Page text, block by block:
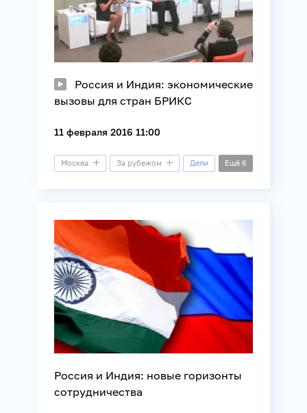
Россия и Индия: экономические
вызовы для стран БРИКС
11 февраля 2016 11:00
Москва За рубежом Дели
Политика Экология
Ещё 6
Россия и Индия: новые горизонты
сотрудничества